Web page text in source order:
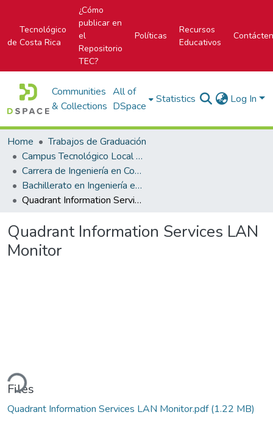
Tecnológico
de Costa Rica
¿Cómo
publicar en
el
Repositorio
TEC?
Políticas
Recursos
Educativos
Communities
& Collections
All of
DSpace
Statistics Log In
Home
Trabajos de Graduación
Campus Tecnológico Local San Carlos
Carrera de Ingeniería en Computación
Bachillerato en Ingeniería en Computación
Quadrant Information Services LAN Monitor
Quadrant Information Services LAN
Monitor
Files
Quadrant Information Services LAN Monitor.pdf(1.22 MB)